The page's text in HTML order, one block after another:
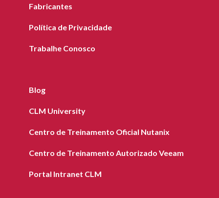
Fabricantes
Política de Privacidade
Trabalhe Conosco
Blog
CLM University
Centro de Treinamento Oficial Nutanix
Centro de Treinamento Autorizado Veeam
Portal Intranet CLM